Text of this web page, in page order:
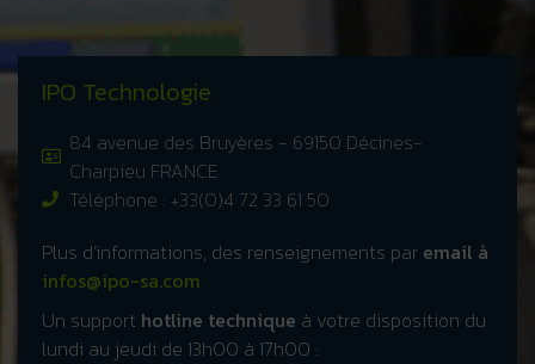
IPO Technologie
84 avenue des Bruyères - 69150 Décines-
Charpieu FRANCE
Téléphone : +33(0)4 72 33 61 50
Plus d’informations, des renseignements par email à
infos@ipo-sa.com
Un support hotline technique à votre disposition du
lundi au jeudi de 13h00 à 17h00 :